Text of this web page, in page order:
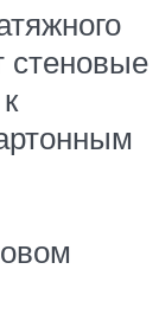
стеновые